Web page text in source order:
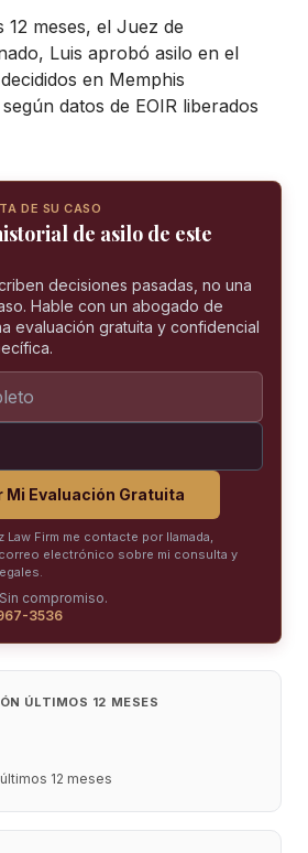
meses, el Juez de
Luis aprobó asilo en el
en Memphis
datos de EOIR liberados
DE SU CASO
de asilo de este
decisiones pasadas, no una
Hable con un abogado de
evaluación gratuita y confidencial
Mi Evaluación Gratuita
Firm me contacte por llamada,
electrónico sobre mi consulta y
compromiso.
3536
ÚLTIMOS 12 MESES
12 meses